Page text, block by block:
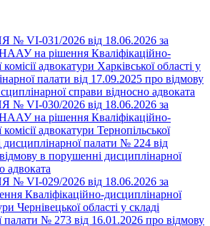
VІ-031/2026 від 18.06.2026 за
на рішення Кваліфікаційно-
адвокатури Харківської області у
палати від 17.09.2025 про відмову
справи відносно адвоката
VІ-030/2026 від 18.06.2026 за
на рішення Кваліфікаційно-
адвокатури Тернопільської
дисциплінарної палати № 224 від
в порушенні дисциплінарної
адвоката
VІ-029/2026 від 18.06.2026 за
Кваліфікаційно-дисциплінарної
Чернівецької області у складі
палати № 273 від 16.01.2026 про відмову